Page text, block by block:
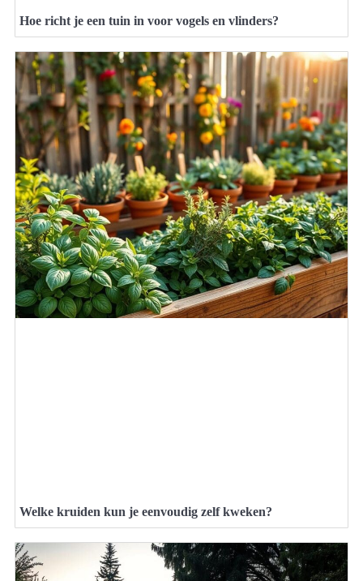
Hoe richt je een tuin in voor vogels en vlinders?
Welke kruiden kun je eenvoudig zelf kweken?